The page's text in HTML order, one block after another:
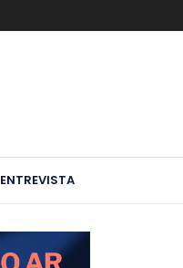
ENTREVISTA